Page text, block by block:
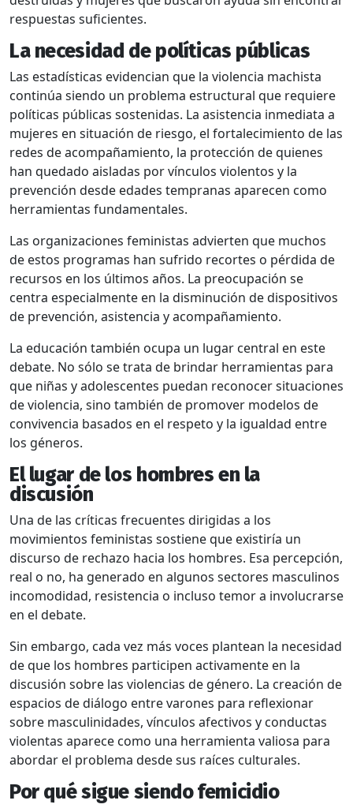
respuestas suficientes.
La necesidad de políticas públicas
Las estadísticas evidencian que la violencia machista
continúa siendo un problema estructural que requiere
políticas públicas sostenidas. La asistencia inmediata a
mujeres en situación de riesgo, el fortalecimiento de las
redes de acompañamiento, la protección de quienes
han quedado aisladas por vínculos violentos y la
prevención desde edades tempranas aparecen como
herramientas fundamentales.
Las organizaciones feministas advierten que muchos
de estos programas han sufrido recortes o pérdida de
recursos en los últimos años. La preocupación se
centra especialmente en la disminución de dispositivos
de prevención, asistencia y acompañamiento.
La educación también ocupa un lugar central en este
debate. No sólo se trata de brindar herramientas para
que niñas y adolescentes puedan reconocer situaciones
de violencia, sino también de promover modelos de
convivencia basados en el respeto y la igualdad entre
los géneros.
El lugar de los hombres en la
discusión
Una de las críticas frecuentes dirigidas a los
movimientos feministas sostiene que existiría un
discurso de rechazo hacia los hombres. Esa percepción,
real o no, ha generado en algunos sectores masculinos
incomodidad, resistencia o incluso temor a involucrarse
en el debate.
Sin embargo, cada vez más voces plantean la necesidad
de que los hombres participen activamente en la
discusión sobre las violencias de género. La creación de
espacios de diálogo entre varones para reflexionar
sobre masculinidades, vínculos afectivos y conductas
violentas aparece como una herramienta valiosa para
abordar el problema desde sus raíces culturales.
Por qué sigue siendo femicidio